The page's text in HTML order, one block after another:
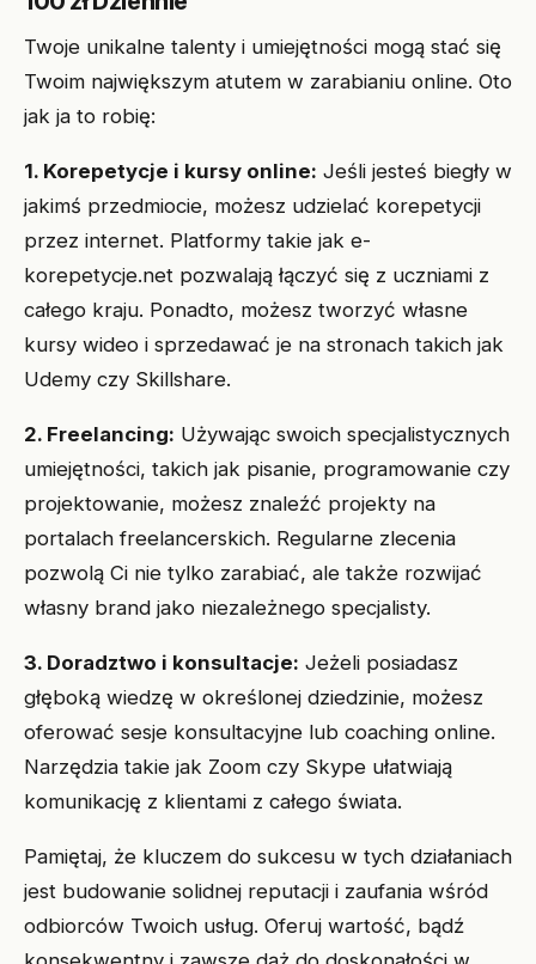
Twoje unikalne talenty i umiejętności mogą stać się
Twoim największym atutem w zarabianiu online. Oto
jak ja to robię:
1. Korepetycje i kursy online: Jeśli jesteś biegły w
jakimś przedmiocie, możesz udzielać korepetycji
przez internet. Platformy takie jak e-
korepetycje.net pozwalają łączyć się z uczniami z
całego kraju. Ponadto, możesz tworzyć własne
kursy wideo i sprzedawać je na stronach takich jak
Udemy czy Skillshare.
2. Freelancing: Używając swoich specjalistycznych
umiejętności, takich jak pisanie, programowanie czy
projektowanie, możesz znaleźć projekty na
portalach freelancerskich. Regularne zlecenia
pozwolą Ci nie tylko zarabiać, ale także rozwijać
własny brand jako niezależnego specjalisty.
3. Doradztwo i konsultacje: Jeżeli posiadasz
głęboką wiedzę w określonej dziedzinie, możesz
oferować sesje konsultacyjne lub coaching online.
Narzędzia takie jak Zoom czy Skype ułatwiają
komunikację z klientami z całego świata.
Pamiętaj, że kluczem do sukcesu w tych działaniach
jest budowanie solidnej reputacji i zaufania wśród
odbiorców Twoich usług. Oferuj wartość, bądź